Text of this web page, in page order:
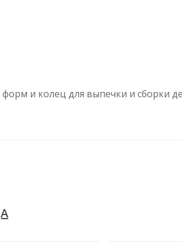
и колец для выпечки и сборки